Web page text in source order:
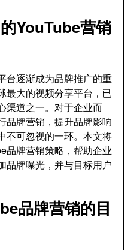
YouTube营销
台逐渐成为品牌推广的重
最大的视频分享平台，已
渠道之一。对于企业而
品牌营销，提升品牌影响
不可忽视的一环。本文将
品牌营销策略，帮助企业
品牌曝光，并与目标用户
品牌营销的目